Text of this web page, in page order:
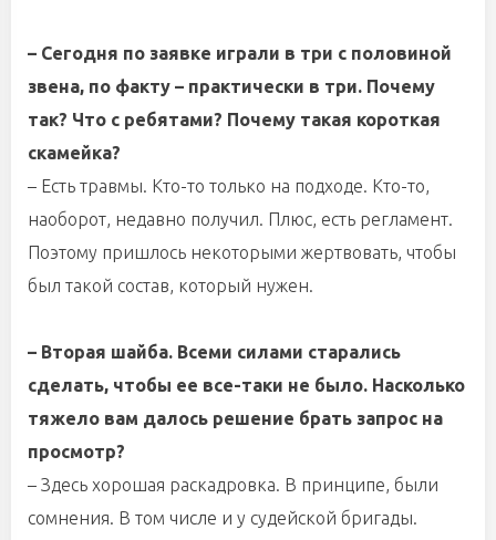
– Сегодня по заявке играли в три с половиной
звена, по факту – практически в три. Почему
так? Что с ребятами? Почему такая короткая
скамейка?
– Есть травмы. Кто-то только на подходе. Кто-то,
наоборот, недавно получил. Плюс, есть регламент.
Поэтому пришлось некоторыми жертвовать, чтобы
был такой состав, который нужен.
– Вторая шайба. Всеми силами старались
сделать, чтобы ее все-таки не было. Насколько
тяжело вам далось решение брать запрос на
просмотр?
– Здесь хорошая раскадровка. В принципе, были
сомнения. В том числе и у судейской бригады.